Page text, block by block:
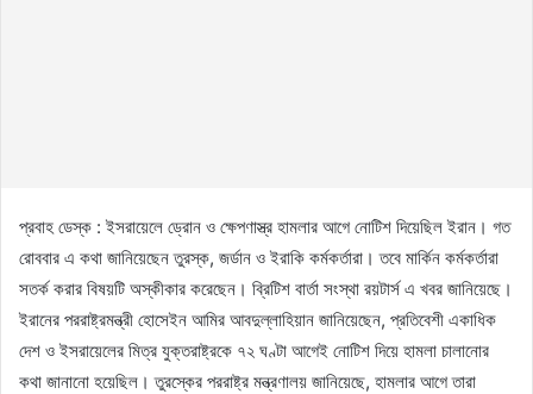
প্রবাহ ডেস্ক : ইসরায়েলে ড্রোন ও ক্ষেপণাস্ত্র হামলার আগে নোটিশ দিয়েছিল ইরান। গত
রোববার এ কথা জানিয়েছেন তুরস্ক, জর্ডান ও ইরাকি কর্মকর্তারা। তবে মার্কিন কর্মকর্তারা
সতর্ক করার বিষয়টি অস্কীকার করেছেন। ব্রিটিশ বার্তা সংস্থা রয়টার্স এ খবর জানিয়েছে।
ইরানের পররাষ্ট্রমন্ত্রী হোসেইন আমির আবদুল্লাহিয়ান জানিয়েছেন, প্রতিবেশী একাধিক
দেশ ও ইসরায়েলের মিত্র যুক্তরাষ্ট্রকে ৭২ ঘণ্টা আগেই নোটিশ দিয়ে হামলা চালানোর
কথা জানানো হয়েছিল। তুরস্কের পররাষ্ট্র মন্ত্রণালয় জানিয়েছে, হামলার আগে তারা